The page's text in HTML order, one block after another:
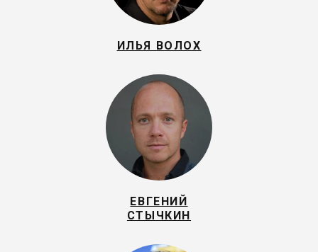
ИЛЬЯ ВОЛОХ
ЕВГЕНИЙ
СТЫЧКИН